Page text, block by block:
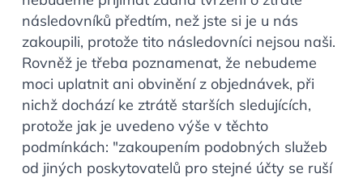
následovníků předtím, než jste si je u nás
zakoupili, protože tito následovníci nejsou naši.
Rovněž je třeba poznamenat, že nebudeme
moci uplatnit ani obvinění z objednávek, při
nichž dochází ke ztrátě starších sledujících,
protože jak je uvedeno výše v těchto
podmínkách: "zakoupením podobných služeb
od jiných poskytovatelů pro stejné účty se ruší